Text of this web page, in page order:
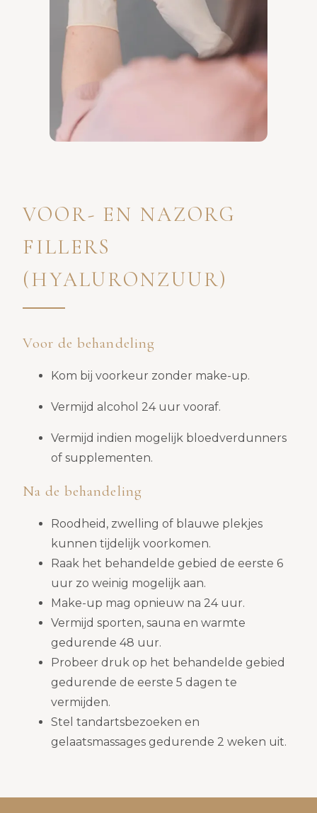
VOOR- EN NAZORG
FILLERS
(HYALURONZUUR)
Voor de behandeling
Kom bij voorkeur zonder make-up.
Vermijd alcohol 24 uur vooraf.
Vermijd indien mogelijk bloedverdunners
of supplementen.
Na de behandeling
Roodheid, zwelling of blauwe plekjes
kunnen tijdelijk voorkomen.
Raak het behandelde gebied de eerste 6
uur zo weinig mogelijk aan.
Make-up mag opnieuw na 24 uur.
Vermijd sporten, sauna en warmte
gedurende 48 uur.
Probeer druk op het behandelde gebied
gedurende de eerste 5 dagen te
vermijden.
Stel tandartsbezoeken en
gelaatsmassages gedurende 2 weken uit.